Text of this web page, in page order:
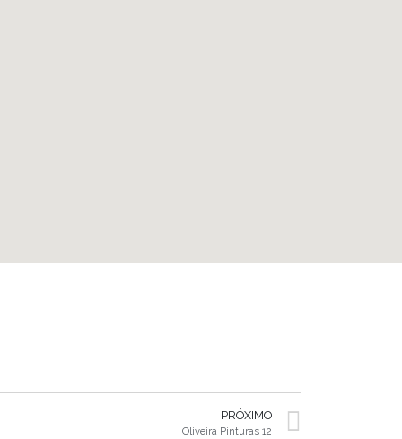
PRÓXIMO
Oliveira Pinturas 12